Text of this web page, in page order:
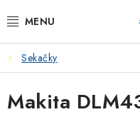
na
AKU NÁŘADÍ
ELEKTRICKÉ NÁŘADÍ
Sekačky
Makita